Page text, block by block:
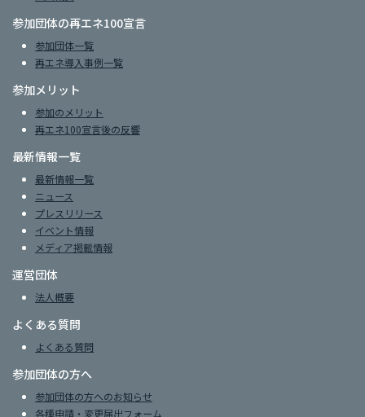
参加団体の再エネ100宣言
参加団体一覧
再エネ導入事例一覧
参加メリット
参加のメリット
再エネ100宣言後の反響
最新情報一覧
最新情報一覧
ニュース
プレスリリース
イベント情報
メディア掲載情報
運営団体
法人概要
よくある質問
よくある質問
参加団体の方へ
参加団体の方へのお知らせ
各種申請・変更届出フォーム